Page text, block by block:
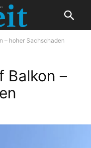
– hoher Sachschaden
Balkon –